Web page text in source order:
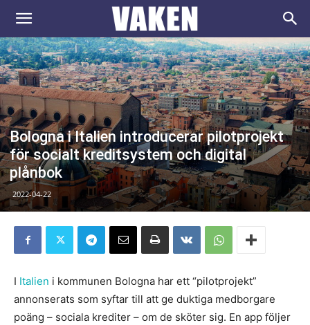
VAKEN.se
Bologna i Italien introducerar pilotprojekt
för socialt kreditsystem och digital
plånbok
2022-04-22
I Italien i kommunen Bologna har ett “pilotprojekt”
annonserats som syftar till att ge duktiga medborgare
poäng – sociala krediter – om de sköter sig. En app följer